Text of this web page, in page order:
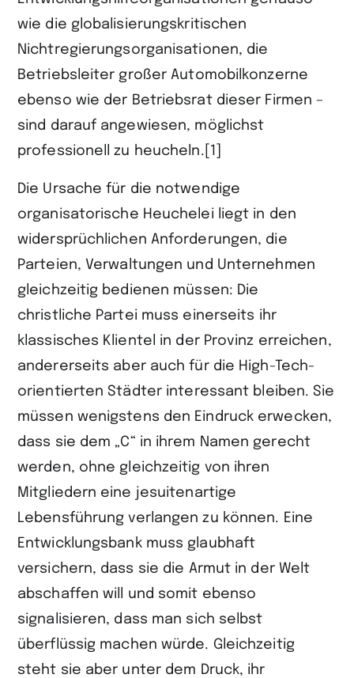
wie die globalisierungskritischen
Nichtregierungsorganisationen, die
Betriebsleiter großer Automobilkonzerne
ebenso wie der Betriebsrat dieser Firmen –
sind darauf angewiesen, möglichst
professionell zu heucheln.[1]
Die Ursache für die notwendige
organisatorische Heuchelei liegt in den
widersprüchlichen Anforderungen, die
Parteien, Verwaltungen und Unternehmen
gleichzeitig bedienen müssen: Die
christliche Partei muss einerseits ihr
klassisches Klientel in der Provinz erreichen,
andererseits aber auch für die High-Tech-
orientierten Städter interessant bleiben. Sie
müssen wenigstens den Eindruck erwecken,
dass sie dem „C“ in ihrem Namen gerecht
werden, ohne gleichzeitig von ihren
Mitgliedern eine jesuitenartige
Lebensführung verlangen zu können. Eine
Entwicklungsbank muss glaubhaft
versichern, dass sie die Armut in der Welt
abschaffen will und somit ebenso
signalisieren, dass man sich selbst
überflüssig machen würde. Gleichzeitig
steht sie aber unter dem Druck, ihr